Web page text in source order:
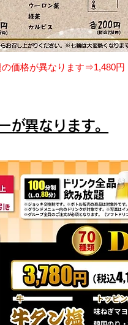
価格が異なります⇒1,480円
異なります。